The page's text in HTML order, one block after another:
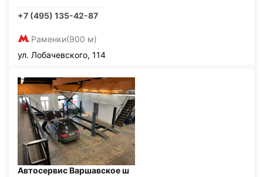
+7 (495) 135-42-87
Раменки(900 м)
ул. Лобачевского, 114
Автосервис Варшавское ш